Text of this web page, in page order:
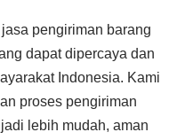
pengiriman barang
dapat dipercaya dan
Indonesia. Kami
proses pengiriman
lebih mudah, aman